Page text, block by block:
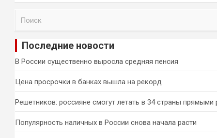
и
Последние новости
В России существенно выросла средняя пенсия
Цена просрочки в банках вышла на рекорд
Решетников: россияне смогут летать в 34 страны прямыми
Популярность наличных в России снова начала расти